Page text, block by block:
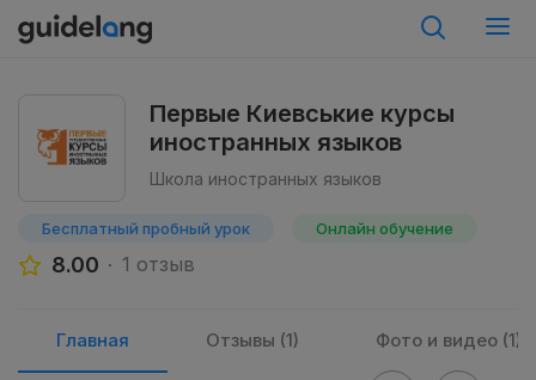
Первые Киевськие курсы
иностранных языков
Школа иностранных языков
Бесплатный пробный урок Онлайн обучение
8.00 1 отзыв
Главная Отзывы (1) Фото и видео (1)